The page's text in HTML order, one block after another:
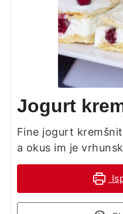
Jogurt
Fine jogurt
a okus im je